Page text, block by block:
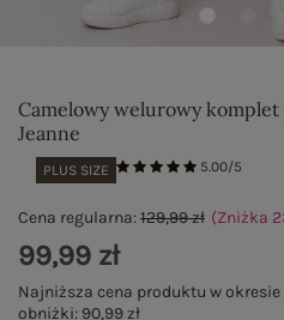
Camelowy welurowy komplet
Jeanne
PLUS SIZE 5.00/5
Cena regularna:129,99 zł (Zniżka
99,99 zł
Najniższa cena produktu w
obniżki: 90,99 zł